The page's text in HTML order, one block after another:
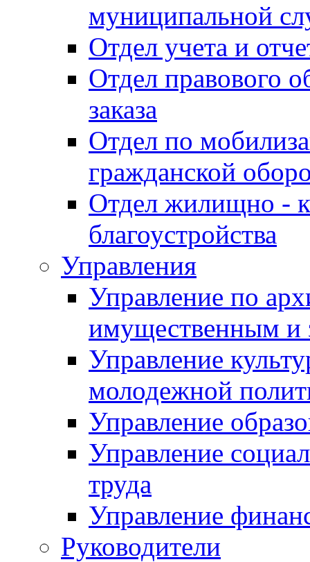
муниципальной
Отдел учета и
Отдел правового
заказа
Отдел по
гражданской
Отдел жилищно -
благоустройства
Управления
Управление по
имущественным и
Управление
молодежной
Управление
Управление
труда
Управление
Руководители